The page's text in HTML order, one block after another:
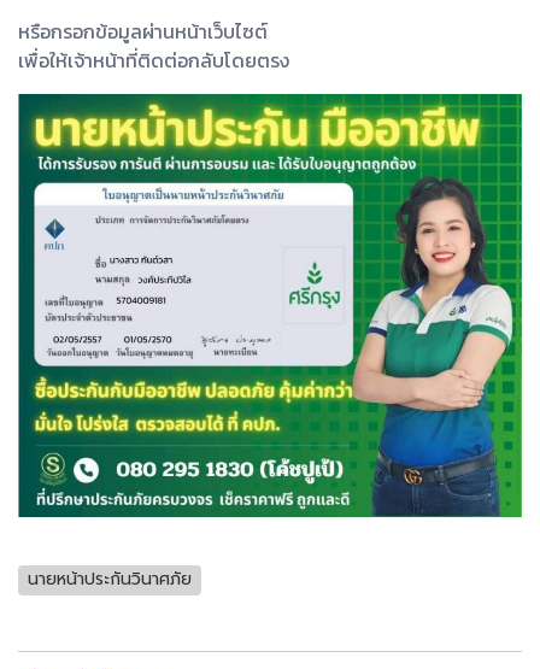
หรือกรอกข้อมูลผ่านหน้าเว็บไซต์
เพื่อให้เจ้าหน้าที่ติดต่อกลับโดยตรง
นายหน้าประกันวินาศภัย